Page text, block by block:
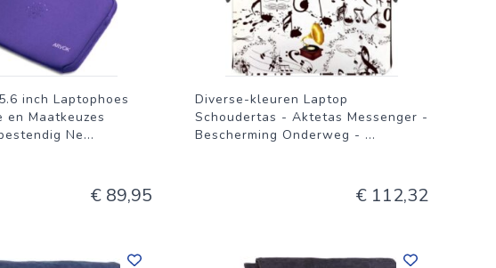
inch Laptophoes
en Maatkeuzes
Ne...
€ 89,95
Diverse-kleuren Laptop
Schoudertas - Aktetas Messenger -
Bescherming Onderweg - ...
€ 112,32